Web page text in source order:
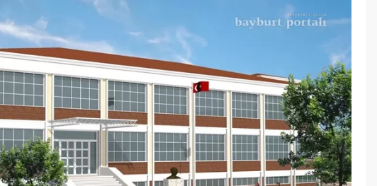
Öğrenme, istisnasız tüm
toplumların gelişiminde ve
hayati öneme sahip bir olgu
olarak tarih boyunca konu olmuş
temel bir insan işlevidir.
Öğrenme eğitim bilimcilerce
kişinin çevresi ile etkileşimi
sonucunda meydana gelen kalıcı
izli bilişsel, duyuşsal ve
davranışsal...